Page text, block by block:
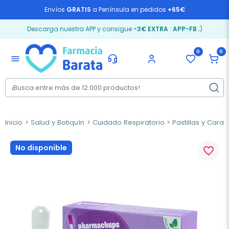
Envíos GRATIS a Península en pedidos +65€
Descarga nuestra APP y consigue -3€ EXTRA: APP-FB ;)
menu
0 0
Inicio Salud y Botiquín Cuidado Respiratorio Pastillas y
No disponible favorite_border